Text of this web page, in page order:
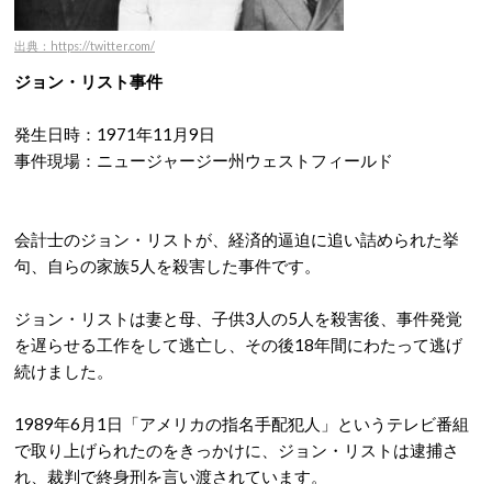
出典：https://twitter.com/
ジョン・リスト事件
発生日時：1971年11月9日
事件現場：ニュージャージー州ウェストフィールド
会計士のジョン・リストが、経済的逼迫に追い詰められた挙
句、自らの家族5人を殺害した事件です。
ジョン・リストは妻と母、子供3人の5人を殺害後、事件発覚
を遅らせる工作をして逃亡し、その後18年間にわたって逃げ
続けました。
1989年6月1日「アメリカの指名手配犯人」というテレビ番組
で取り上げられたのをきっかけに、ジョン・リストは逮捕さ
れ、裁判で終身刑を言い渡されています。